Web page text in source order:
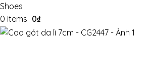
0 items 0₫